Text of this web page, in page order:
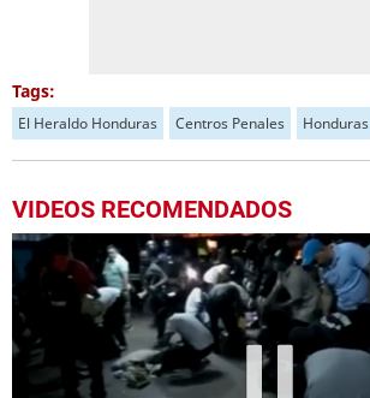
Tags:
El Heraldo Honduras Centros Penales Honduras
VIDEOS RECOMENDADOS